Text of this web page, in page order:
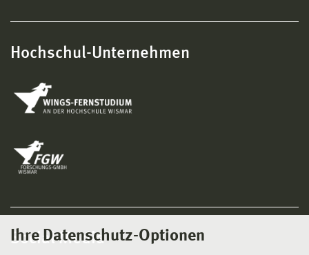
Ihre Datenschutz-Optionen
Hochschul-Unternehmen
Social Media